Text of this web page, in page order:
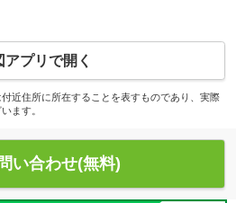
アプリで開く
近住所に所在することを表すものであり、実際
ます。
い合わせ(無料)